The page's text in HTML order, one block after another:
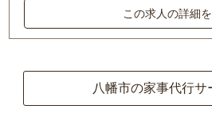
この求人の詳細
八幡市の家事代行サ